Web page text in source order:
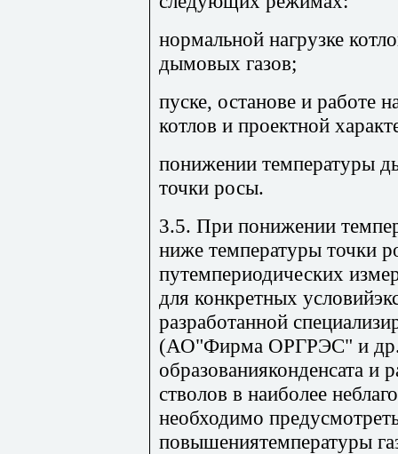
нормальной нагрузке
дымовых газов;
пуске, останове и работе
котлов и проектной
понижении температуры
точки росы.
3.5. При понижении
ниже температуры точки
путемпериодических
для конкретных
разработанной
(АО"Фирма ОРГРЭС" и
образованияконденсата и
стволов в наиболее
необходимо
повышениятемпературы